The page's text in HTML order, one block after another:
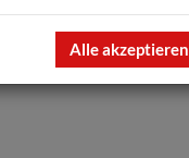
Alle akzeptieren